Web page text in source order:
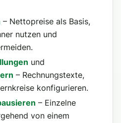
– Nettopreise als Basis,
nutzen und
und
– Rechnungstexte,
konfigurieren.
– Einzelne
von einem